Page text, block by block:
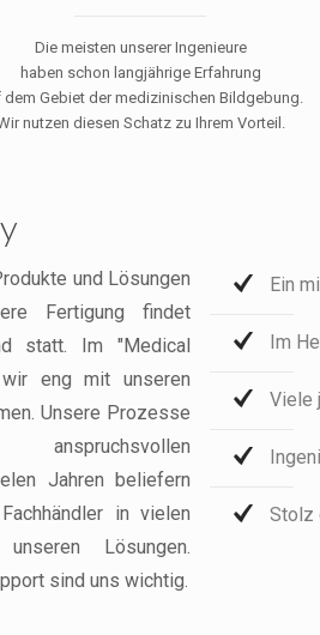
Die meisten unserer Ingenieure
haben schon langjährige Erfahrung
dem Gebiet der medizinischen Bildgebung.
nutzen diesen Schatz zu Ihrem Vorteil.
und Lösungen
Fertigung findet
statt. Im "Medical
eng mit unseren
Unsere Prozesse
Jahren beliefern
in vielen
Lösungen.
sind uns wichtig.
Ein
Im
Viele
Stolz